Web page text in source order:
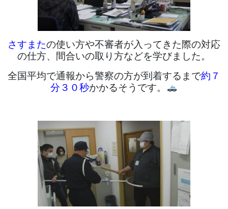
さすまたの使い方や不審者が入ってきた際の対応
の仕方、間合いの取り方などを学びました。
全国平均で通報から警察の方が到着するまで約７
分３０秒かかるそうです。